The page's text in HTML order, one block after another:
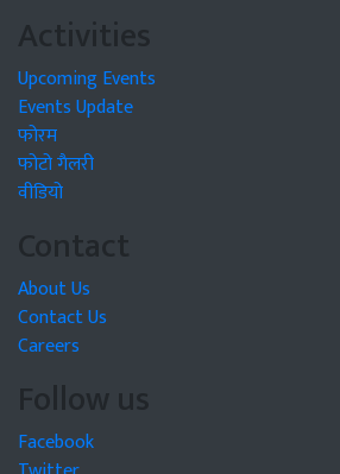
Activities
Upcoming Events
Events Update
फोरम
फोटो गैलरी
वीडियो
Contact
About Us
Contact Us
Careers
Follow us
Facebook